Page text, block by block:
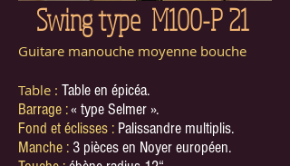
Swing type M100-P 21
Guitare manouche moyenne bouche
Table : Table en épicéa.
Barrage :« type Selmer ».
Fond et éclisses : Palissandre multiplis.
Manche : 3 pièces en Noyer européen.